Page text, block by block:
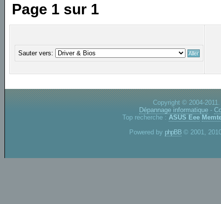
Page 1 sur 1
Sauter vers:
Copyright © 2004-
Dépannage informatique -
Top recherche : ASUS Eee
Powered by phpBB © 2001,